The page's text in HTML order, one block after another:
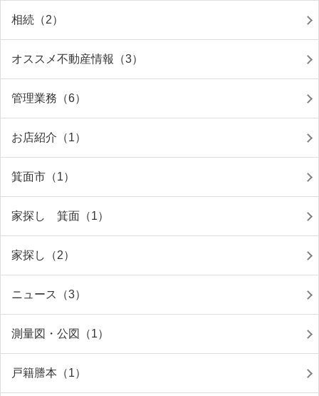
相続（2）
オススメ不動産情報（3）
管理業務（6）
お店紹介（1）
箕面市（1）
家探し 箕面（1）
家探し（2）
ニュース（3）
測量図・公図（1）
戸籍謄本（1）